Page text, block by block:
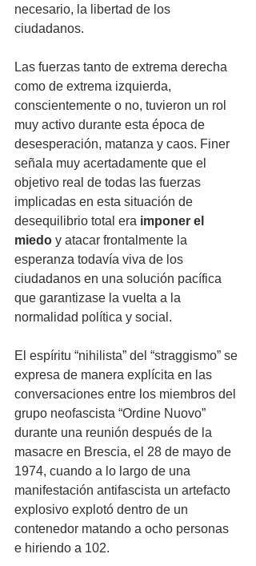
necesario, la libertad de los
ciudadanos.
Las fuerzas tanto de extrema derecha
como de extrema izquierda,
conscientemente o no, tuvieron un rol
muy activo durante esta época de
desesperación, matanza y caos. Finer
señala muy acertadamente que el
objetivo real de todas las fuerzas
implicadas en esta situación de
desequilibrio total era imponer el
miedo y atacar frontalmente la
esperanza todavía viva de los
ciudadanos en una solución pacífica
que garantizase la vuelta a la
normalidad política y social.
El espíritu “nihilista” del “straggismo” se
expresa de manera explícita en las
conversaciones entre los miembros del
grupo neofascista “Ordine Nuovo”
durante una reunión después de la
masacre en Brescia, el 28 de mayo de
1974, cuando a lo largo de una
manifestación antifascista un artefacto
explosivo explotó dentro de un
contenedor matando a ocho personas
e hiriendo a 102.